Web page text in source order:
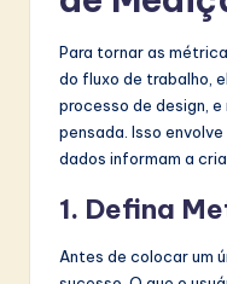
Para tornar as
do fluxo de trabalho,
processo de design,
pensada. Isso
dados informam a
1. Defina
Antes de colocar um